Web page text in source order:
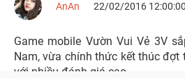
AnAn 22/02/2016 12:00:00
Game mobile Vườn Vui Vẻ 3V
Nam, vừa chính thức kết thúc đợt
với nhiều đánh giá cao